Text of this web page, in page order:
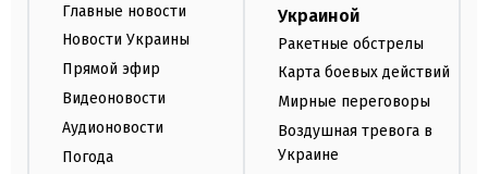
Главные новости
Новости Украины
Прямой эфир
Видеоновости
Аудионовости
Погода
Украиной
Ракетные обстрелы
Карта боевых действий
Мирные переговоры
Воздушная тревога в
Украине